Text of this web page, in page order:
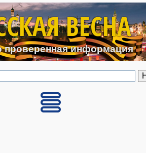
Перейти к основному
ВЕСНА
проверенная информация